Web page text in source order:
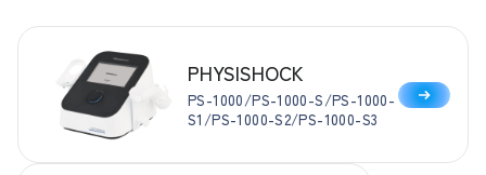
PHYSISHOCK
PS-1000/PS-1000-S/PS-1000-
S1/PS-1000-S2/PS-1000-S3